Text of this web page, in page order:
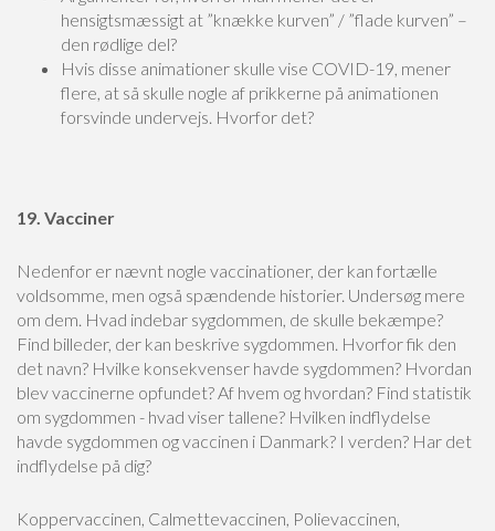
hensigtsmæssigt at ”knække kurven” / ”flade kurven” –
den rødlige del?
Hvis disse animationer skulle vise COVID-19, mener
flere, at så skulle nogle af prikkerne på animationen
forsvinde undervejs. Hvorfor det?
19. Vacciner
Nedenfor er nævnt nogle vaccinationer, der kan fortælle
voldsomme, men også spændende historier. Undersøg mere
om dem. Hvad indebar sygdommen, de skulle bekæmpe?
Find billeder, der kan beskrive sygdommen. Hvorfor fik den
det navn? Hvilke konsekvenser havde sygdommen? Hvordan
blev vaccinerne opfundet? Af hvem og hvordan? Find statistik
om sygdommen - hvad viser tallene? Hvilken indflydelse
havde sygdommen og vaccinen i Danmark? I verden? Har det
indflydelse på dig?
Koppervaccinen, Calmettevaccinen, Polievaccinen,